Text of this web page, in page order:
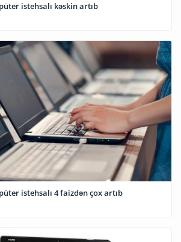
istehsalı kəskin artıb
istehsalı 4 faizdən çox artıb